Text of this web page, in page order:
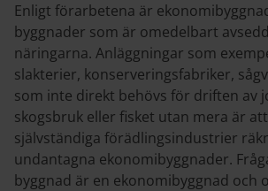
Enligt förarbetena är
byggnader som är omedelbart
näringarna. Anläggningar som
slakterier, konserveringsfabriker,
som inte direkt behövs för driften av
skogsbruk eller fisket utan mera är
självständiga förädlingsindustrier
undantagna ekonomibyggnader.
byggnad är en ekonomibyggnad och